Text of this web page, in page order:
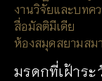
งานวิจัยและบทค
สื่อมัลติมีเดีย
ห้องสมุดสยามสม
มรดกที่เฝ้าระ